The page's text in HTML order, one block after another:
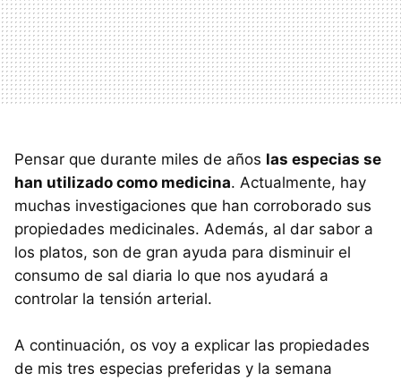
Pensar que durante miles de años las especias se
han utilizado como medicina. Actualmente, hay
muchas investigaciones que han corroborado sus
propiedades medicinales. Además, al dar sabor a
los platos, son de gran ayuda para disminuir el
consumo de sal diaria lo que nos ayudará a
controlar la tensión arterial.
A continuación, os voy a explicar las propiedades
de mis tres especias preferidas y la semana